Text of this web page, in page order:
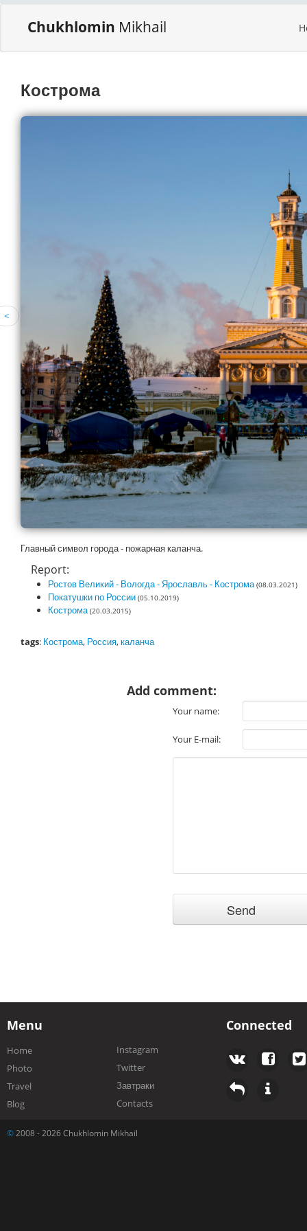
Chukhlomin Mikhail
Кострома
<
Главный символ города - пожарная каланча.
Report:
Ростов Великий - Вологда - Ярославль - Кострома (08.03.2021)
Покатушки по России (05.10.2019)
Кострома (20.03.2015)
tags: Кострома, Россия,каланча
Add comment:
Your name:
Your E-mail:
Menu
Home
Photo
Travel
Blog
Instagram
Twitter
Завтраки
Contacts
Connected
© 2008 - 2026 Chukhlomin Mikhail